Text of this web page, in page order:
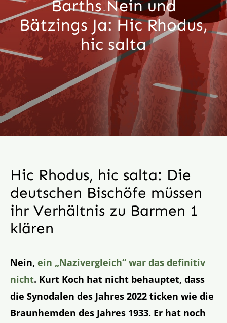
Aktion
Veröffentlichungen
Barths Nein und
Bätzings Ja: Hic Rhodus,
hic salta
Hic Rhodus, hic salta: Die
deutschen Bischöfe müssen
ihr Verhältnis zu Barmen 1
klären
Nein, ein „Nazivergleich“ war das definitiv
nicht. Kurt Koch hat nicht behauptet, dass
die Synodalen des Jahres 2022 ticken wie die
Braunhemden des Jahres 1933. Er hat noch